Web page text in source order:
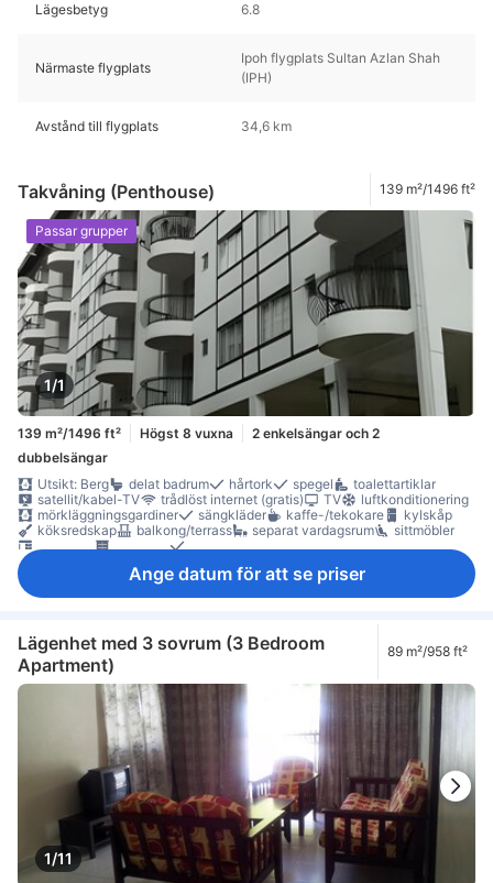
Lägesbetyg 6.8
Närmaste flygplats
Ipoh flygplats Sultan Azlan Shah
(IPH)
Avstånd till flygplats 34,6 km
Takvåning (Penthouse) 139 m²/1496 ft²
1/1
Passar grupper
139 m²/1496 ft² Högst 8 vuxna
2 enkelsängar och 2
dubbelsängar
Utsikt: Berg
delat badrum hårtork spegel
toalettartiklar
satellit/kabel-TV
trådlöst internet (gratis) TV
luftkonditionering
mörkläggningsgardiner
sängkläder kaffe-/tekokare
kylskåp
köksredskap
balkong/terrass separat vardagsrum
sittmöbler
skrivbord
garderob
klädhängare
Ange datum för att se priser
Lägenhet med 3 sovrum (3 Bedroom
Apartment)
89 m²/958 ft²
1/11